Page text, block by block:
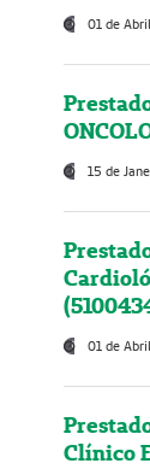
01 de
15 de
01 de
Clínico